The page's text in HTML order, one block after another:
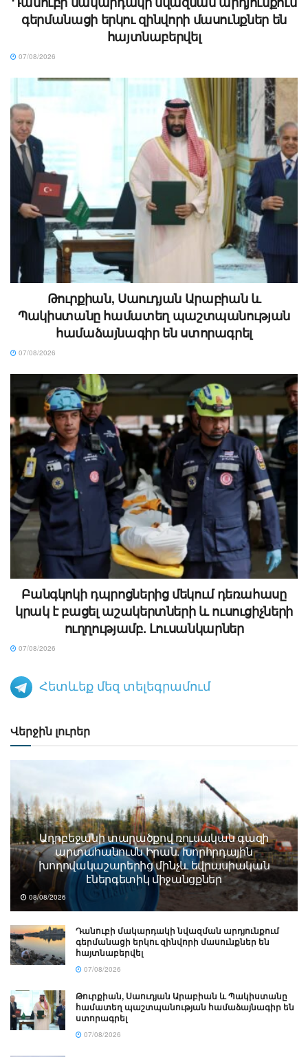
գերմանացի երկու զինվորի մասունքներ են
հայտնաբերվել
07/08/2026
Թուրքիան, Սաուդյան Արաբիան և
Պակիստանը համատեղ պաշտպանության
համաձայնագիր են ստորագրել
07/08/2026
Բանգկոկի դպրոցներից մեկում դեռահասը
կրակ է բացել աշակերտների և ուսուցիչների
ուղղությամբ. Լուսանկարներ
07/08/2026
Հետևեք մեզ տելեգրամում
Վերջին լուրեր
Ադրբեջանի տարածքով ռուսական գազի
արտահանումն Իրան. Խորհրդային
խողովակաշարերից մինչև եվրասիական
էներգետիկ միջանցքներ
08/08/2026
Դանուբի մակարդակի նվազման արդյունքում
գերմանացի երկու զինվորի մասունքներ են
հայտնաբերվել
07/08/2026
Թուրքիան, Սաուդյան Արաբիան և Պակիստանը
համատեղ պաշտպանության համաձայնագիր են
ստորագրել
07/08/2026